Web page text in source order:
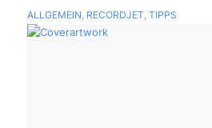
ALLGEMEIN, RECORDJET, TIPPS